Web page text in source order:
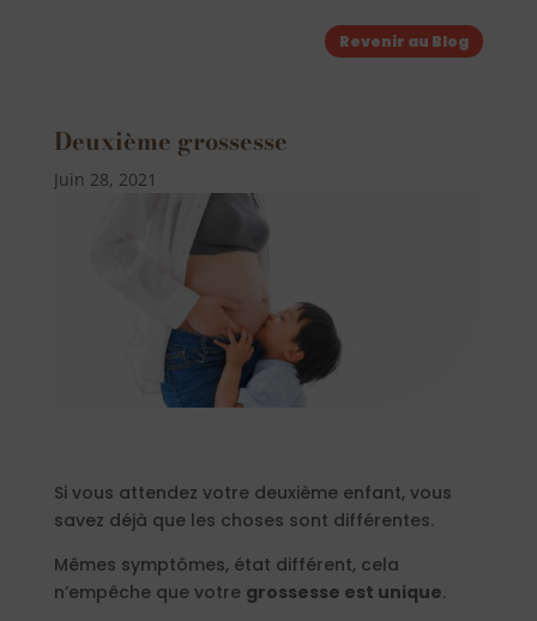
Revenir au Blog
Deuxième grossesse
Juin 28, 2021
Si vous attendez votre deuxième enfant, vous
savez déjà que les choses sont différentes.
Mêmes symptômes, état différent, cela
n’empêche que votre grossesse est unique.